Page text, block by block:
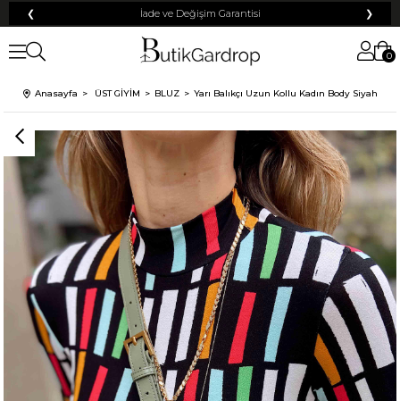
❮ İade ve Değişim Garantisi ❯
0
Anasayfa ÜST GİYİM BLUZ Yarı Balıkçı Uzun Kollu Kadın Body Siyah